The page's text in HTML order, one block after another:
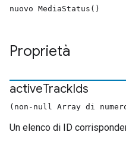
nuovo MediaStatus()
Proprietà
activeTrackIds
(non-null Array di
Un elenco di ID